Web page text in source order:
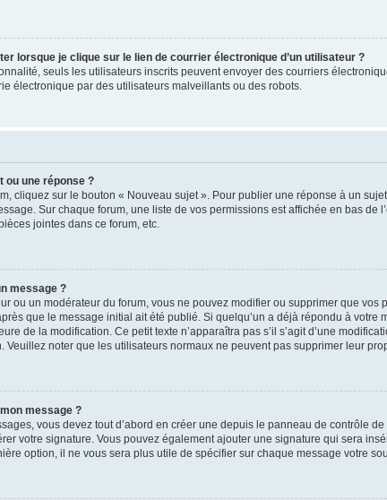
lorsque je clique sur le lien de courrier électronique d’un utilisateur ?
seuls les utilisateurs inscrits peuvent envoyer des courriers
électronique par des utilisateurs malveillants ou des robots.
ou une réponse ?
cliquez sur le bouton « Nouveau sujet ». Pour publier une réponse à un
Sur chaque forum, une liste de vos permissions est affichée en bas
jointes dans ce forum, etc.
message ?
ou un modérateur du forum, vous ne pouvez modifier ou supprimer que
que le message initial ait été publié. Si quelqu’un a déjà répondu à
de la modification. Ce petit texte n’apparaîtra pas s’il s’agit d’une
noter que les utilisateurs normaux ne peuvent pas supprimer leur
message ?
vous devez tout d’abord en créer une depuis le panneau de contrôle
votre signature. Vous pouvez également ajouter une signature qui sera
option, il ne vous sera plus utile de spécifier sur chaque message votre